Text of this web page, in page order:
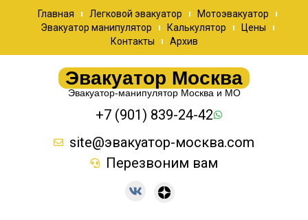
Главная Легковой эвакуатор
Мотоэвакуатор
Эвакуатор манипулятор
Калькулятор
Цены
Контакты
Архив
Эвакуатор Москва
Эвакуатор-манипулятор Москва и МО
+7 (901) 839-24-42
site@эвакуатор-москва.com
Перезвоним вам